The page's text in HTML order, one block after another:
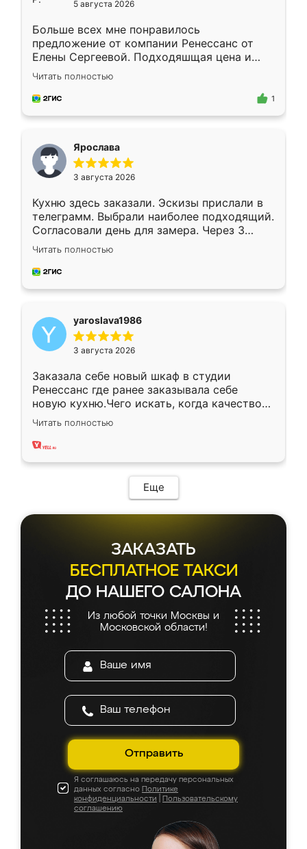
5 августа 2026
Больше всех мне понравилось
предложение от компании Ренессанс от
Елены Сергеевой. Подходяшщая цена и
короткие сроки изготовления. Приехавший
для замера сотрудник Владислав
предложил по моему эскизу самый
Читать полностью
1
Ярослава
3 августа 2026
Кухню здесь заказали. Эскизы прислали в
телеграмм. Выбрали наиболее подходящий.
Согласовали день для замера. Через 3
недели кухня была уже готова. Остались
довольны работой. Спасибо Ренессанс
мебель за качественную работу!
Читать полностью
yaroslava1986
3 августа 2026
Заказала себе новый шкаф в студии
Ренессанс где ранее заказывала себе
новую кухню.Чего искать, когда качеством
вполне довольна. Служит кухня уже почти
два года, нареканий нет.
Читать полностью
Еще
ЗАКАЗАТЬ
БЕСПЛАТНОЕ ТАКСИ
ДО НАШЕГО САЛОНА
Из любой точки Москвы и
Московской области!
Отправить
Я соглашаюсь на передачу персональных
данных согласно Политике
конфиденциальности
Пользовательскому
соглашению